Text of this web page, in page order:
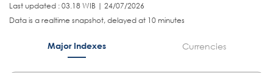
Last updated : 03.18 WIB | 24/07/2026
Data is a realtime snapshot, delayed at 10 minutes
Major Indexes Currencies